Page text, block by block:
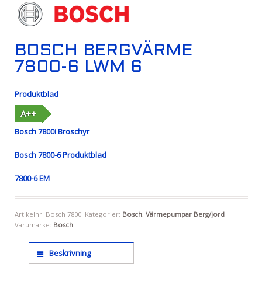
BOSCH BERGVÄRME
7800-6 LWM 6
Produktblad
A++
Bosch 7800i Broschyr
Bosch 7800-6 Produktblad
7800-6 EM
Artikelnr: Bosch 7800i Kategorier: Bosch, Värmepumpar Berg/jord
Varumärke: Bosch
Beskrivning